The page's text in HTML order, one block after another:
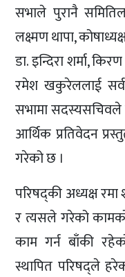
सभाले पुरानै
लक्ष्मण थापा,
डा. इन्दिरा शर्मा,
रमेश खकुरेललाई
सभामा सदस्यसचिवले
आर्थिक प्रतिवेदन
गरेको छ ।
परिषद्की अध्यक्ष रमा
र त्यसले गरेको
काम गर्न बाँकी
स्थापित परिषद्ले